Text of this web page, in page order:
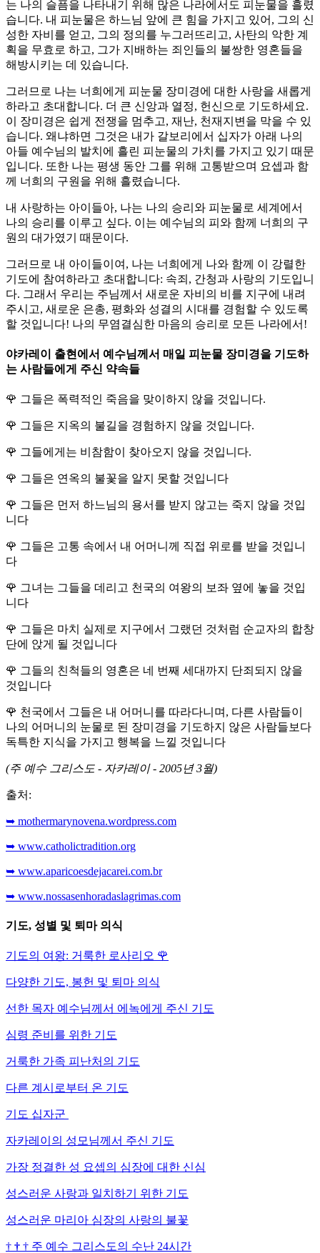
는 나의 슬픔을 나타내기 위해 많은 나라에서도 피눈물을 흘렸
습니다. 내 피눈물은 하느님 앞에 큰 힘을 가지고 있어, 그의 신
성한 자비를 얻고, 그의 정의를 누그러뜨리고, 사탄의 악한 계
획을 무효로 하고, 그가 지배하는 죄인들의 불쌍한 영혼들을
해방시키는 데 있습니다.
그러므로 나는 너희에게 피눈물 장미경에 대한 사랑을 새롭게
하라고 초대합니다. 더 큰 신앙과 열정, 헌신으로 기도하세요.
이 장미경은 쉽게 전쟁을 멈추고, 재난, 천재지변을 막을 수 있
습니다. 왜냐하면 그것은 내가 갈보리에서 십자가 아래 나의
아들 예수님의 발치에 흘린 피눈물의 가치를 가지고 있기 때문
입니다. 또한 나는 평생 동안 그를 위해 고통받으며 요셉과 함
께 너희의 구원을 위해 흘렸습니다.
내 사랑하는 아이들아, 나는 나의 승리와 피눈물로 세계에서
나의 승리를 이루고 싶다. 이는 예수님의 피와 함께 너희의 구
원의 대가였기 때문이다.
그러므로 내 아이들이여, 나는 너희에게 나와 함께 이 강렬한
기도에 참여하라고 초대합니다: 속죄, 간청과 사랑의 기도입니
다. 그래서 우리는 주님께서 새로운 자비의 비를 지구에 내려
주시고, 새로운 은총, 평화와 성결의 시대를 경험할 수 있도록
할 것입니다! 나의 무염결심한 마음의 승리로 모든 나라에서!
야카레이 출현에서 예수님께서 매일 피눈물 장미경을 기도하
는 사람들에게 주신 약속들
🌹 그들은 폭력적인 죽음을 맞이하지 않을 것입니다.
🌹 그들은 지옥의 불길을 경험하지 않을 것입니다.
🌹 그들에게는 비참함이 찾아오지 않을 것입니다.
🌹 그들은 연옥의 불꽃을 알지 못할 것입니다
🌹 그들은 먼저 하느님의 용서를 받지 않고는 죽지 않을 것입
니다
🌹 그들은 고통 속에서 내 어머니께 직접 위로를 받을 것입니
다
🌹 그녀는 그들을 데리고 천국의 여왕의 보좌 옆에 놓을 것입
니다
🌹 그들은 마치 실제로 지구에서 그랬던 것처럼 순교자의 합창
단에 앉게 될 것입니다
🌹 그들의 친척들의 영혼은 네 번째 세대까지 단죄되지 않을
것입니다
🌹 천국에서 그들은 내 어머니를 따라다니며, 다른 사람들이
나의 어머니의 눈물로 된 장미경을 기도하지 않은 사람들보다
독특한 지식을 가지고 행복을 느낄 것입니다
(주 예수 그리스도 - 자카레이 - 2005년 3월)
출처:
➥ mothermarynovena.wordpress.com
➥ www.catholictradition.org
➥ www.aparicoesdejacarei.com.br
➥ www.nossasenhoradaslagrimas.com
기도, 성별 및 퇴마 의식
기도의 여왕: 거룩한 로사리오 🌹
다양한 기도, 봉헌 및 퇴마 의식
선한 목자 예수님께서 에녹에게 주신 기도
심령 준비를 위한 기도
거룩한 가족 피난처의 기도
다른 계시로부터 온 기도
기도 십자군
자카레이의 성모님께서 주신 기도
가장 정결한 성 요셉의 심장에 대한 신심
성스러운 사랑과 일치하기 위한 기도
성스러운 마리아 심장의 사랑의 불꽃
† † † 주 예수 그리스도의 수난 24시간